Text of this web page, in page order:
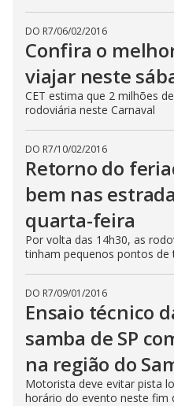
DO R7/06/02/2016
Confira o
viajar neste
CET estima que 2 milhões
rodoviária neste Carnaval
DO R7/10/02/2016
Retorno do
bem nas
quarta-feira
Por volta das 14h30, as
tinham pequenos pontos de
DO R7/09/01/2016
Ensaio técnico
samba de SP
na região do
Motorista deve evitar pista
horário do evento neste fim